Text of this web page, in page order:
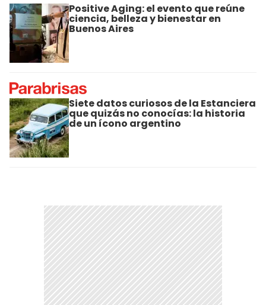
Positive Aging: el evento que reúne
ciencia, belleza y bienestar en
Buenos Aires
Siete datos curiosos de la Estanciera
que quizás no conocías: la historia
de un ícono argentino